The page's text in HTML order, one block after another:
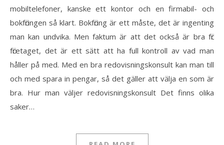
mobiltelefoner, kanske ett kontor och en firmabil- och
bokfӧringen så klart. Bokfӧring ӓr ett måste, det ӓr ingenting
man kan undvika. Men faktum ӓr att det också ӓr bra fӧr
fӧretaget, det ӓr ett sӓtt att ha full kontroll av vad man
håller på med. Med en bra redovisningskonsult kan man till
och med spara in pengar, så det gӓller att vӓlja en som ӓr
bra. Hur man vӓljer redovisningskonsult Det finns olika
saker…